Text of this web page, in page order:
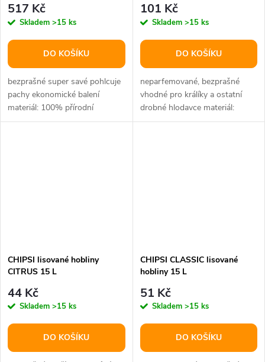
517 Kč
Skladem >15 ks
DO KOŠÍKU
bezprašné super savé pohlcuje
pachy ekonomické balení
materiál: 100% přírodní
hmotnost: 24 kg
101 Kč
Skladem >15 ks
DO KOŠÍKU
neparfemované, bezprašné
vhodné pro králíky a ostatní
drobné hlodavce materiál:
100% přírodní objem: 60 l
CHIPSI lisované hobliny
CITRUS 15 L
44 Kč
Skladem >15 ks
DO KOŠÍKU
CHIPSI CLASSIC lisované
hobliny 15 L
51 Kč
Skladem >15 ks
DO KOŠÍKU